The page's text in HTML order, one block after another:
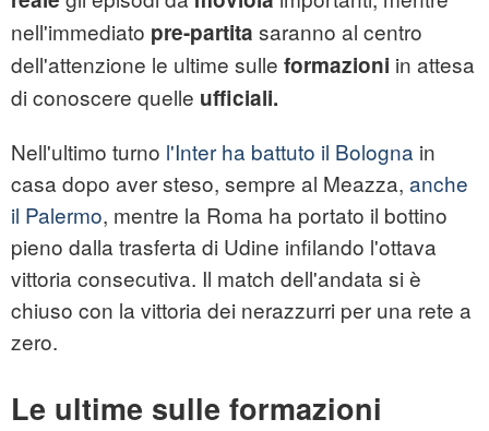
nell'immediato pre-partita saranno al centro
dell'attenzione le ultime sulle formazioni in attesa
di conoscere quelle ufficiali.
Nell'ultimo turno l'Inter ha battuto il Bologna in
casa dopo aver steso, sempre al Meazza, anche
il Palermo, mentre la Roma ha portato il bottino
pieno dalla trasferta di Udine infilando l'ottava
vittoria consecutiva. Il match dell'andata si è
chiuso con la vittoria dei nerazzurri per una rete a
zero.
Le ultime sulle formazioni